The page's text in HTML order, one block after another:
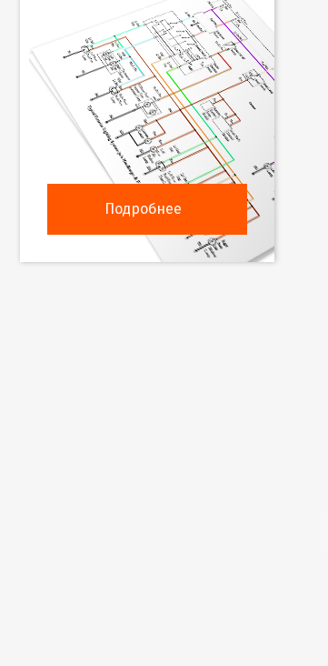
Подробнее